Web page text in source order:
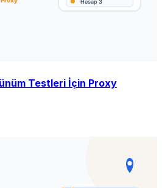
Testleri İçin Proxy